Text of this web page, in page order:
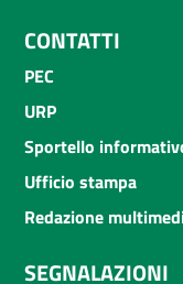
CONTATTI
PEC
URP
Sportello
Ufficio stampa
Redazione
SEGNALAZIONI